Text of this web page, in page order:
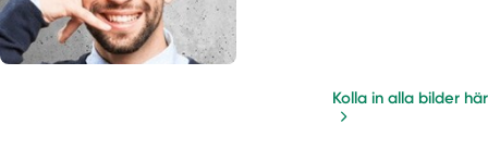
Kolla in alla bilder här